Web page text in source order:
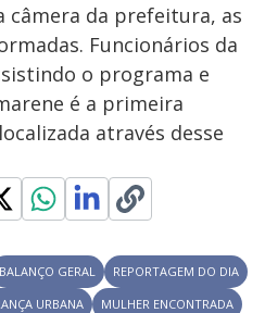
câmera da prefeitura, as
Funcionários da
o programa e
é a primeira
através desse
BALANÇO GERAL
REPORTAGEM DO DIA
URBANA
MULHER ENCONTRADA